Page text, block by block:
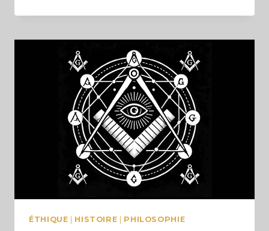
DE
(ET
COMMENT
L’ÉVITER)
ÉTHIQUE HISTOIRE PHILOSOPHIE